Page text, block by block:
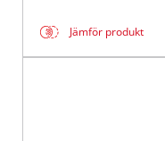
Jämför produkt